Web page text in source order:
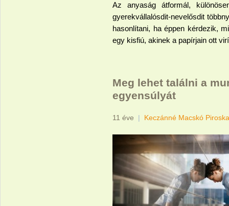
Az anyaság átformál,
gyerekvállalósdit-nevelősdit
hasonlítani, ha éppen kérdezik,
egy kisfiú, akinek a papírjain ott
Meg lehet találni a
egyensúlyát
11 éve | Keczánné Macskó Piroska